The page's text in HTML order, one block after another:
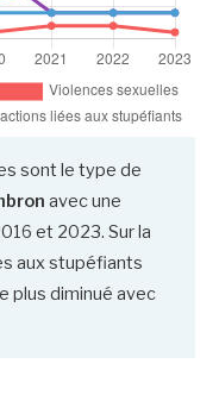
sont le type de
avec une
et 2023. Sur la
aux stupéfiants
plus diminué avec